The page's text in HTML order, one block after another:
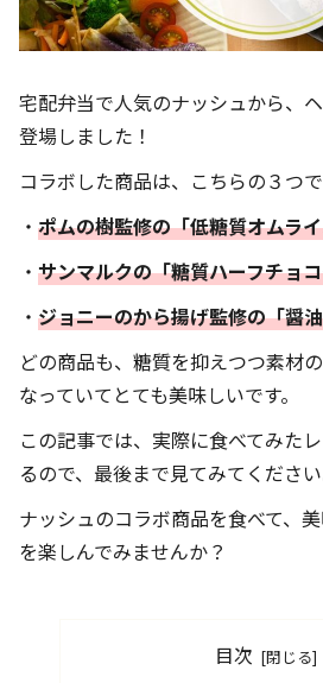
宅配弁当で人気のナッシュから、
登場しました！
コラボした商品は、こちらの３つで
・ ポムの樹監修の「低糖質オムラ
・ サンマルクの「糖質ハーフチョ
・ ジョニーのから揚げ監修の「醤
どの商品も、糖質を抑えつつ素材
なっていてとても美味しいです。
この記事では、実際に食べてみた
るので、最後まで見てみてください
ナッシュのコラボ商品を食べて、
を楽しんでみませんか？
目次